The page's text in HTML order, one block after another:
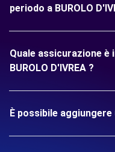
periodo a BUROLO
Quale assicurazione è
BUROLO D'IVREA ?
È possibile